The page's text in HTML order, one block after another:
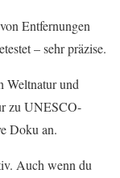
Entfernungen
– sehr präzise.
Weltnatur und
zu UNESCO-
Doku an.
Auch wenn du